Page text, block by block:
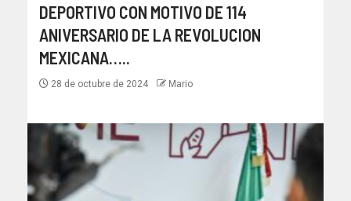
DEPORTIVO CON MOTIVO DE 114
ANIVERSARIO DE LA REVOLUCION
MEXICANA…..
28 de octubre de 2024 Mario